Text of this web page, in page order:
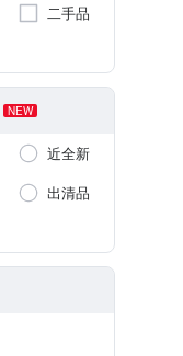
二手品
NEW
近全新
出清品